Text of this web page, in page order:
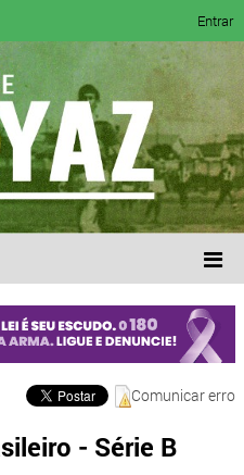
Entrar
Comunicar erro
- Série B